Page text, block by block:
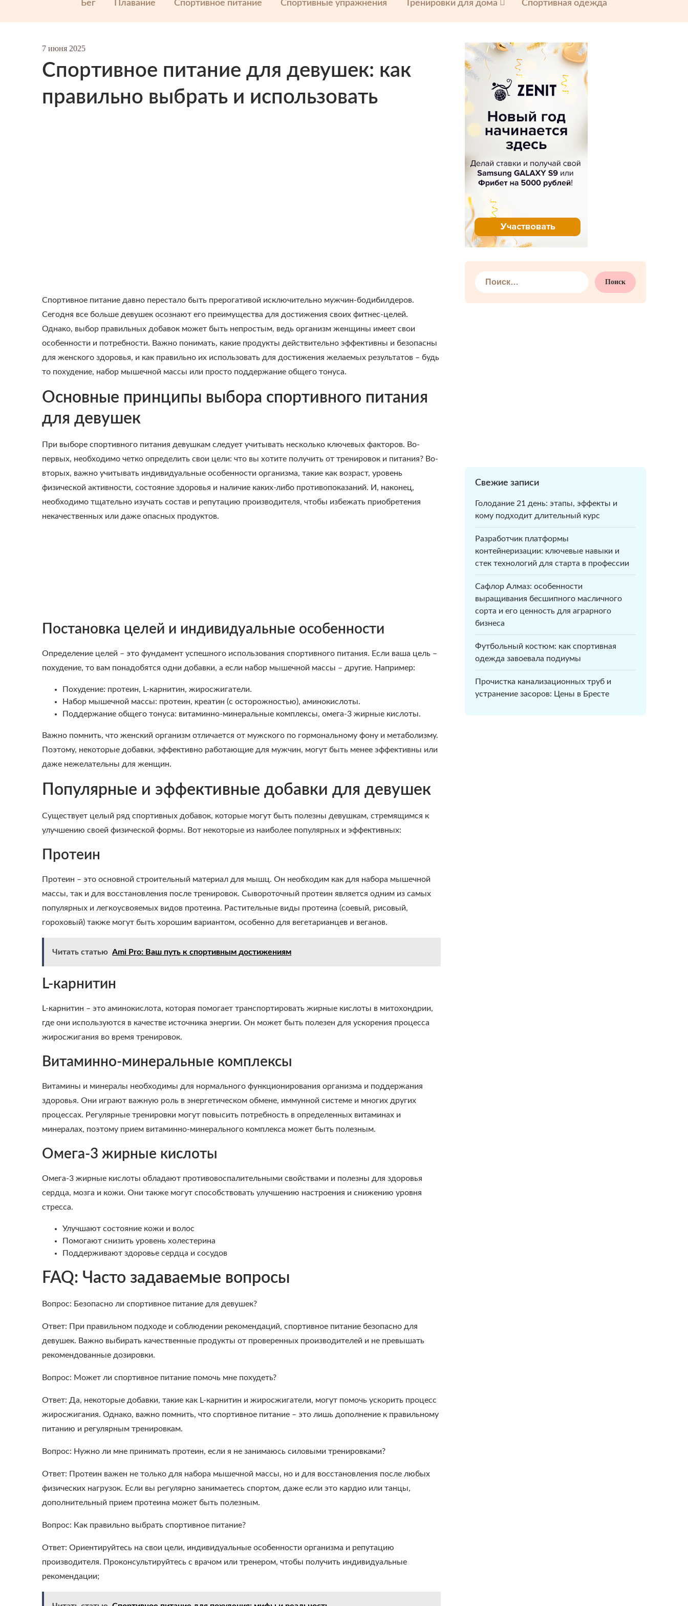
Бег Плавание Спортивное питание Спортивные упражнения Тренировки для дома Спортивная одежда
7 июня 2025
Спортивное питание для девушек: как
правильно выбрать и использовать
Спортивное питание давно перестало быть прерогативой исключительно мужчин-бодибилдеров.
Сегодня все больше девушек осознают его преимущества для достижения своих фитнес-целей.
Однако, выбор правильных добавок может быть непростым, ведь организм женщины имеет свои
особенности и потребности. Важно понимать, какие продукты действительно эффективны и безопасны
для женского здоровья, и как правильно их использовать для достижения желаемых результатов – будь
то похудение, набор мышечной массы или просто поддержание общего тонуса.
Основные принципы выбора спортивного питания
для девушек
При выборе спортивного питания девушкам следует учитывать несколько ключевых факторов. Во-
первых, необходимо четко определить свои цели: что вы хотите получить от тренировок и питания? Во-
вторых, важно учитывать индивидуальные особенности организма, такие как возраст, уровень
физической активности, состояние здоровья и наличие каких-либо противопоказаний. И, наконец,
необходимо тщательно изучать состав и репутацию производителя, чтобы избежать приобретения
некачественных или даже опасных продуктов.
Постановка целей и индивидуальные особенности
Определение целей – это фундамент успешного использования спортивного питания. Если ваша цель –
похудение, то вам понадобятся одни добавки, а если набор мышечной массы – другие. Например:
Похудение: протеин, L-карнитин, жиросжигатели.
Набор мышечной массы: протеин, креатин (с осторожностью), аминокислоты.
Поддержание общего тонуса: витаминно-минеральные комплексы, омега-3 жирные кислоты.
Важно помнить, что женский организм отличается от мужского по гормональному фону и метаболизму.
Поэтому, некоторые добавки, эффективно работающие для мужчин, могут быть менее эффективны или
даже нежелательны для женщин.
Популярные и эффективные добавки для девушек
Существует целый ряд спортивных добавок, которые могут быть полезны девушкам, стремящимся к
улучшению своей физической формы. Вот некоторые из наиболее популярных и эффективных:
Протеин
Протеин – это основной строительный материал для мышц. Он необходим как для набора мышечной
массы, так и для восстановления после тренировок. Сывороточный протеин является одним из самых
популярных и легкоусвояемых видов протеина. Растительные виды протеина (соевый, рисовый,
гороховый) также могут быть хорошим вариантом, особенно для вегетарианцев и веганов.
Читать статью Ami Pro: Ваш путь к спортивным достижениям
L-карнитин
L-карнитин – это аминокислота, которая помогает транспортировать жирные кислоты в митохондрии,
где они используются в качестве источника энергии. Он может быть полезен для ускорения процесса
жиросжигания во время тренировок.
Витаминно-минеральные комплексы
Витамины и минералы необходимы для нормального функционирования организма и поддержания
здоровья. Они играют важную роль в энергетическом обмене, иммунной системе и многих других
процессах. Регулярные тренировки могут повысить потребность в определенных витаминах и
минералах, поэтому прием витаминно-минерального комплекса может быть полезным.
Омега-3 жирные кислоты
Омега-3 жирные кислоты обладают противовоспалительными свойствами и полезны для здоровья
сердца, мозга и кожи. Они также могут способствовать улучшению настроения и снижению уровня
стресса.
Улучшают состояние кожи и волос
Помогают снизить уровень холестерина
Поддерживают здоровье сердца и сосудов
FAQ: Часто задаваемые вопросы
Вопрос: Безопасно ли спортивное питание для девушек?
Ответ: При правильном подходе и соблюдении рекомендаций, спортивное питание безопасно для
девушек. Важно выбирать качественные продукты от проверенных производителей и не превышать
рекомендованные дозировки.
Вопрос: Может ли спортивное питание помочь мне похудеть?
Ответ: Да, некоторые добавки, такие как L-карнитин и жиросжигатели, могут помочь ускорить процесс
жиросжигания. Однако, важно помнить, что спортивное питание – это лишь дополнение к правильному
питанию и регулярным тренировкам.
Вопрос: Нужно ли мне принимать протеин, если я не занимаюсь силовыми тренировками?
Ответ: Протеин важен не только для набора мышечной массы, но и для восстановления после любых
физических нагрузок. Если вы регулярно занимаетесь спортом, даже если это кардио или танцы,
дополнительный прием протеина может быть полезным.
Вопрос: Как правильно выбрать спортивное питание?
Ответ: Ориентируйтесь на свои цели, индивидуальные особенности организма и репутацию
производителя. Проконсультируйтесь с врачом или тренером, чтобы получить индивидуальные
рекомендации;
Найти:
Свежие записи
Голодание 21 день: этапы, эффекты и
кому подходит длительный курс
Разработчик платформы
контейнеризации: ключевые навыки и
стек технологий для старта в профессии
Сафлор Алмаз: особенности
выращивания бесшипного масличного
сорта и его ценность для аграрного
бизнеса
Футбольный костюм: как спортивная
одежда завоевала подиумы
Прочистка канализационных труб и
устранение засоров: Цены в Бресте